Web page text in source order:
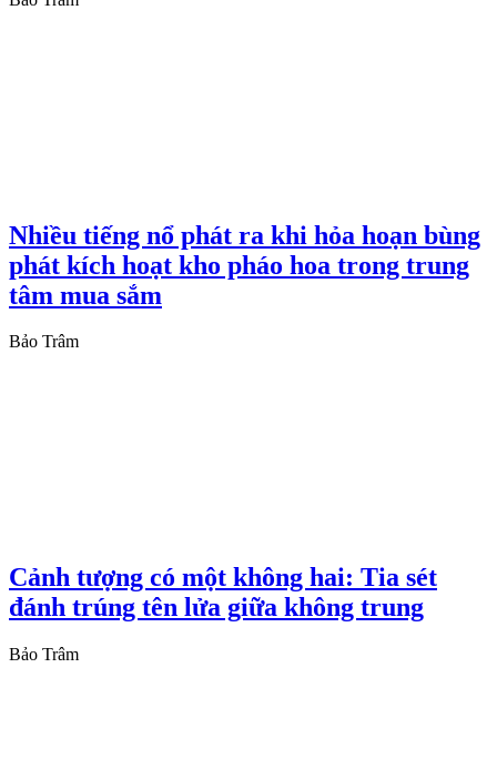
Nhiều tiếng nổ phát ra khi hỏa hoạn bùng
phát kích hoạt kho pháo hoa trong trung
tâm mua sắm
Bảo Trâm
Cảnh tượng có một không hai: Tia sét
đánh trúng tên lửa giữa không trung
Bảo Trâm